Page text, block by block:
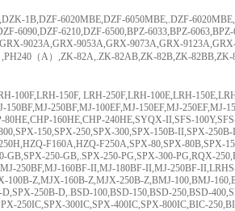
1B,DZF-6020MBE,DZF-6050MBE,.DZF-
6090,DZF-6210,DZF-6500,BPZ-6033,BPZ-
9023A,GRX-9053A,GRX-9073A,GRX-
（A）,ZK-82A,.ZK-82AB,ZK-82B,ZK-
100F,LRH-150F, LRH-250F,LRH-100E,LRH-
250BF,MJ-100EF,MJ-150EF,MJ-
160HE,CHP-240HE,SYQX-II,SFS-
150,SPX-250,SPX-300,SPX-150B-II,SPX-
F160A,HZQ-F250A,SPX-80,SPX-80B,SPX-
GB,SPX-250-GB,.SPX-250-PG,SPX-300-PG,RQX-
250BF,MJ-160BF-II,MJ-180BF-II,MJ-250BF-
100B-Z,MJX-160B-Z,MJX-250B-Z,BMJ-100,BMJ-
250B-D,.BSD-100,BSD-150,BSD-250,BSD-
250IC,SPX-300IC,SPX-400IC,SPX-800IC,BIC-